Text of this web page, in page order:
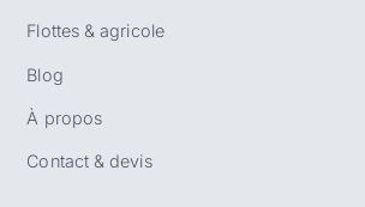
Flottes & agricole
Blog
À propos
Contact & devis